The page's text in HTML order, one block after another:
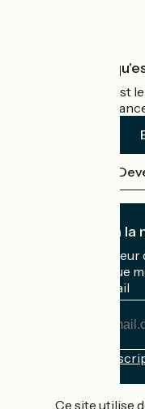
Accueil Vélo
Accueil Vélo c'est
cyclistes en
Je m'abonne à
Recevez le
boîte mail chaque
Mon adresse mail
Conditions
Ce site utilise